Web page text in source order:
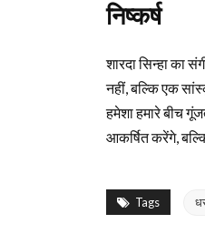
निष्कर्ष
शारदा सिन्‍हा का
नहीं, बल्कि एक
हमेशा हमारे बीच
आकर्षित करेंगे,
Tags